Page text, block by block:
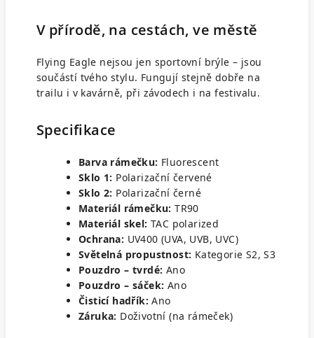
V přírodě, na cestách, ve městě
Flying Eagle nejsou jen sportovní brýle – jsou
součástí tvého stylu. Fungují stejně dobře na
trailu i v kavárně, při závodech i na festivalu.
Specifikace
Barva rámečku: Fluorescent
Sklo 1: Polarizační červené
Sklo 2: Polarizační černé
Materiál rámečku: TR90
Materiál skel: TAC polarized
Ochrana: UV400 (UVA, UVB, UVC)
Světelná propustnost: Kategorie S2, S3
Pouzdro – tvrdé: Ano
Pouzdro – sáček: Ano
Čisticí hadřík: Ano
Záruka: Doživotní (na rámeček)